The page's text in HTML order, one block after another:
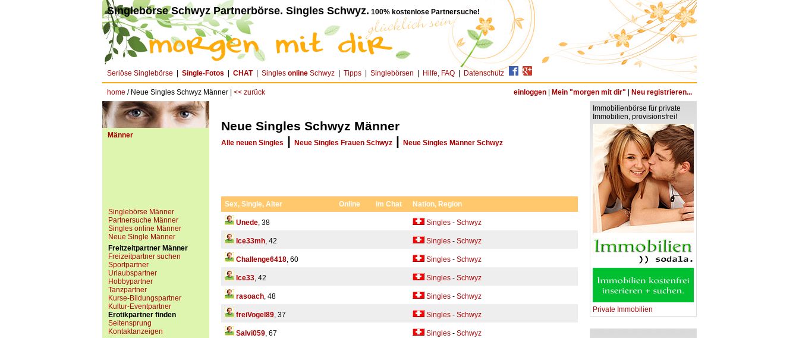
Singlebörse Schwyz Partnerbörse. Singles Schwyz. 100% kostenlose Partnersuche!
Seriöse Singlebörse Single-Fotos CHAT| Singles online Schwyz Tipps Singlebörsen Hilfe, FAQ Datenschutz
home / Neue Singles Schwyz Männer | << zurück einloggen Mein "morgen mit dir" Neu registrieren...
Männer
Singlebörse Männer
Partnersuche Männer
Singles online Männer
Neue Single Männer
Freitzeitpartner Männer
Freizeitpartner suchen
Sportpartner
Urlaubspartner
Hobbypartner
Tanzpartner
Kurse-Bildungspartner
Kultur-Eventpartner
Erotikpartner finden
Seitensprung
Kontaktanzeigen
Neue Singles Schwyz Männer
Alle neuen Singles | Neue Singles Frauen Schwyz | Neue Singles Männer Schwyz
Sex, Single, Alter Online im Chat Nation, Region
Unede, 38 Singles - Schwyz
Ice33mh, 42 Singles - Schwyz
Challenge6418, 60 Singles - Schwyz
Ice33, 42 Singles - Schwyz
rasoach, 48 Singles - Schwyz
freiVogel89, 37 Singles - Schwyz
Salvi059, 67 Singles - Schwyz
Immobilienbörse für private
Immobilien, provisionsfrei!
Private Immobilien